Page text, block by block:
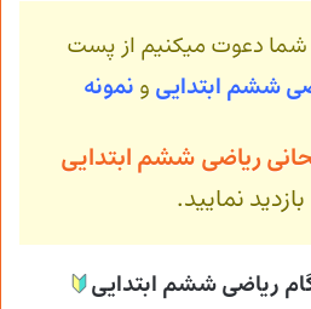
دعوت میکنیم از پست
ششم ابتدایی و نمونه
ریاضی ششم ابتدایی
بازدید نمایید.
ریاضی ششم ابتدایی